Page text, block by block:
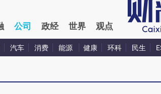
公司 政经 世界 观点
汽车 消费 能源 健康 环科 民生